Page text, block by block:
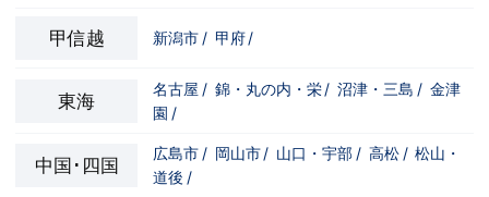
甲信越 新潟市 / 甲府 /
東海
名古屋 / 錦・丸の内・栄 / 沼津・三島 / 金津
園 /
中国･四国
広島市 / 岡山市 / 山口・宇部 / 高松 / 松山・
道後 /